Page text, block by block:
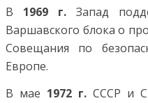
В 1969 г. Запад
Варшавского блока о
Совещания по
Европе.
В мае 1972 г. СССР и